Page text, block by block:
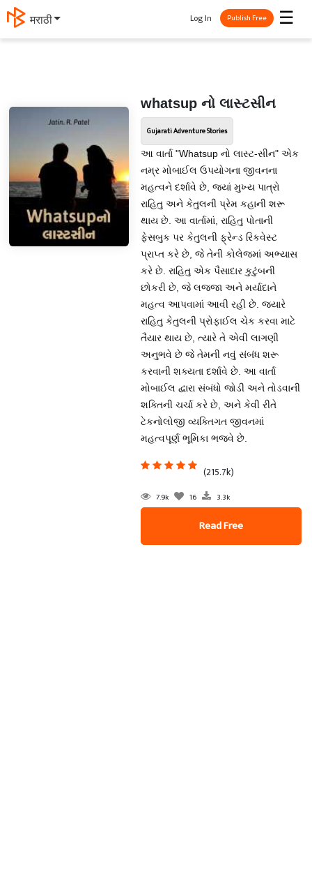
मराठी ☰
Log In Publish Free
whatsup નો લાસ્ટસીન
Gujarati Adventure Stories
આ વાર્તા "Whatsup નો લાસ્ટ-સીન" એક
નમ્ર મોબાઈલ ઉપયોગના જીવનના
મહત્વને દર્શાવે છે, જ્યાં મુખ્ય પાત્રો
રાહિતુ અને કેતુલની પ્રેમ કહાની શરૂ
થાય છે. આ વાર્તામાં, રાહિતુ પોતાની
ફેસબુક પર કેતુલની ફ્રેન્ડ રિકવેસ્ટ
પ્રાપ્ત કરે છે, જે તેની કોલેજમાં અભ્યાસ
કરે છે. રાહિતુ એક પૈસાદાર કુટુંબની
છોકરી છે, જે લજ્જા અને મર્યાદાને
મહત્વ આપવામાં આવી રહી છે. જ્યારે
રાહિતુ કેતુલની પ્રોફાઈલ ચેક કરવા માટે
તૈયાર થાય છે, ત્યારે તે એવી લાગણી
અનુભવે છે જે તેમની નવું સંબંધ શરૂ
કરવાની શક્યતા દર્શાવે છે. આ વાર્તા
મોબાઈલ દ્વારા સંબંધો જોડી અને તોડવાની
શક્તિની ચર્ચા કરે છે, અને કેવી રીતે
ટેકનોલોજી વ્યક્તિગત જીવનમાં
મહત્વપૂર્ણ ભૂમિકા ભજવે છે.
(215.7k)
7.9k 16 3.3k
Read Free